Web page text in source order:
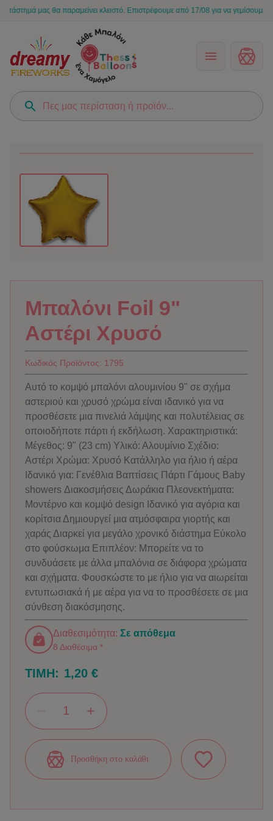
μας θα παραμείνει κλειστό. Επιστρέφουμε από 17/08 για να γεμίσουμε ξανά
Μπαλόνι Foil 9"
Αστέρι Χρυσό
Κωδικός Προϊόντος: 1795
Αυτό το κομψό μπαλόνι αλουμινίου 9" σε σχήμα
αστεριού και χρυσό χρώμα είναι ιδανικό για να
προσθέσετε μια πινελιά λάμψης και πολυτέλειας σε
οποιοδήποτε πάρτι ή εκδήλωση. Χαρακτηριστικά:
Μέγεθος: 9" (23 cm) Υλικό: Αλουμίνιο Σχέδιο:
Αστέρι Χρώμα: Χρυσό Κατάλληλο για ήλιο ή αέρα
Ιδανικό για: Γενέθλια Βαπτίσεις Πάρτι Γάμους Baby
showers Διακοσμήσεις Δωράκια Πλεονεκτήματα:
Μοντέρνο και κομψό design Ιδανικό για αγόρια και
κορίτσια Δημιουργεί μια ατμόσφαιρα γιορτής και
χαράς Διαρκεί για μεγάλο χρονικό διάστημα Εύκολο
στο φούσκωμα Επιπλέον: Μπορείτε να το
συνδυάσετε με άλλα μπαλόνια σε διάφορα χρώματα
και σχήματα. Φουσκώστε το με ήλιο για να αιωρείται
εντυπωσιακά ή με αέρα για να το προσθέσετε σε μια
σύνθεση διακόσμησης.
Διαθεσιμότητα: Σε απόθεμα
8 Διαθέσιμα *
ΤΙΜΗ: 1,20 €
Προσθήκη στο καλάθι